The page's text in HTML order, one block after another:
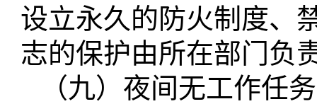
设立永久的防火制度、
志的保护由所在部门负
（九）夜间无工作任